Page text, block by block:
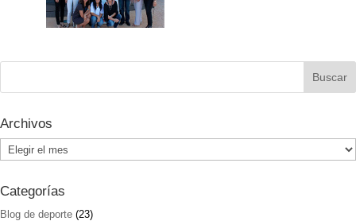
Archivos
Archivos
Categorías
Blog de deporte (23)